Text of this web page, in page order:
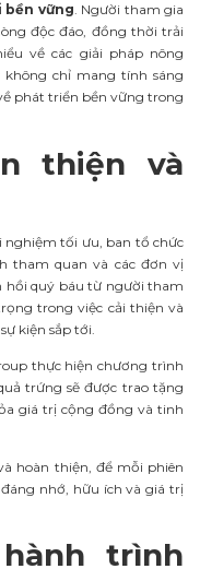
bền vững. Người tham gia
độc đáo, đồng thời trải
về các giải pháp nông
chỉ mang tính sáng
phát triển bền vững trong
thiện và
nghiệm tối ưu, ban tổ chức
tham quan và các đơn vị
hồi quý báu từ người tham
trong việc cải thiện và
kiện sắp tới.
thực hiện chương trình
trứng sẽ được trao tặng
giá trị cộng đồng và tinh
hoàn thiện, để mỗi phiên
nhớ, hữu ích và giá trị
trình